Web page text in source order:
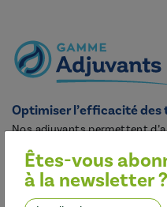
Optimiser l’efficacité
Nos adjuvants permettent
herbicides, des fongicides,
croissance, tout en limitant
Êtes-vous
à la newsletter ?